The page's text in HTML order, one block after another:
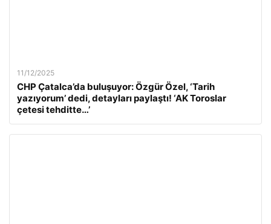
11/12/2025
CHP Çatalca’da buluşuyor: Özgür Özel, ‘Tarih
yazıyorum’ dedi, detayları paylaştı! ‘AK Toroslar
çetesi tehditte…’